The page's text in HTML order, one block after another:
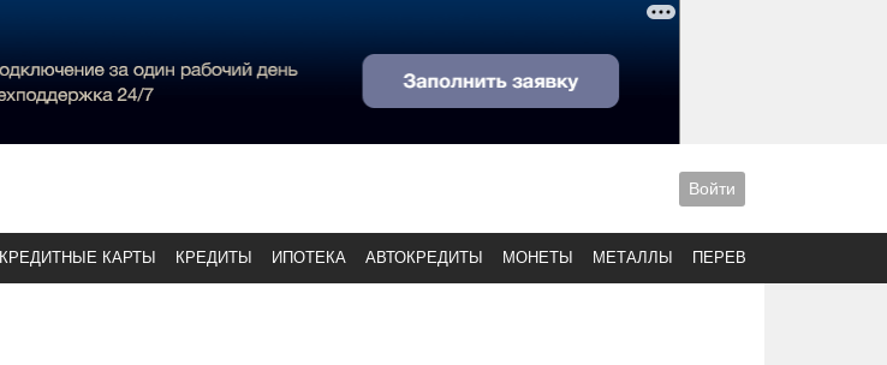
Войти
КРЕДИТНЫЕ КАРТЫ КРЕДИТЫ ИПОТЕКА АВТОКРЕДИТЫ МОНЕТЫ МЕТАЛЛЫ ПЕРЕВОДЫ